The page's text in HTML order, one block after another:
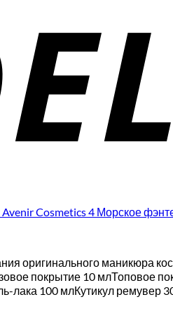
Cosmetics 4 Морское
оригинального маникюра
покрытие 10 млТоповое
лака 100 млКутикул ремувер